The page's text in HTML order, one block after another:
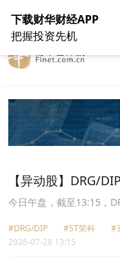
在线客服 关于我们
【异动股】DRG/
涨19.9%
今日午盘，截至13:15，
疗(603716.CN)涨9.97%
报21.45元，太极股份
#DRG/DIP #ST荣科
2026-07-28 13:15
下载财华财经APP
把握投资先机